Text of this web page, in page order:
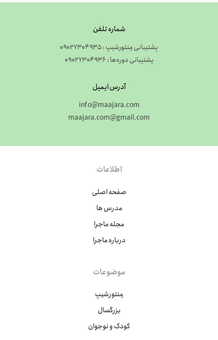
شماره تلفن
پشتیبانی مِنتورشیپ : 09027304935
پشتیبانی دوره‌ها : 09027304936
آدرس ایمیل
info@maajara.com
maajara.com@gmail.com
اطلاعات
صفحه اصلی
مدرس ها
مجله ماجرا
درباره ماجرا
موضوعات
مِنتورشیپ
بزرگسال
کودک و نوجوان